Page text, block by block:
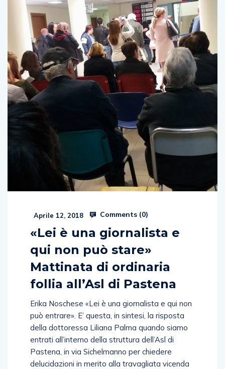
Aprile 12, 2018 Comments (0)
«Lei è una giornalista e
qui non può stare»
Mattinata di ordinaria
follia all’Asl di Pastena
Erika Noschese «Lei è una giornalista e qui non
può entrare». E’ questa, in sintesi, la risposta
della dottoressa Liliana Palma quando siamo
entrati all’interno della struttura dell’Asl di
Pastena, in via Sichelmanno per chiedere
delucidazioni in merito alla travagliata vicenda